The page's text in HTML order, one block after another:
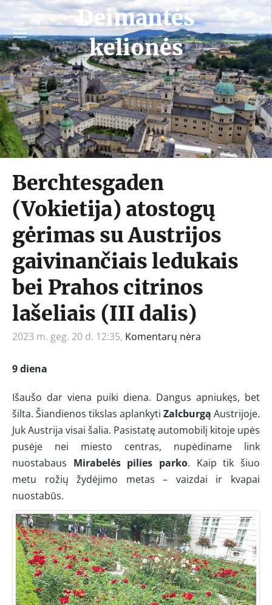
Deimantės
kelionės
Berchtesgaden
(Vokietija) atostogų
gėrimas su Austrijos
gaivinančiais ledukais
bei Prahos citrinos
lašeliais (III dalis)
2023 m. geg. 20 d. 12:35, Komentarų nėra
9 diena
Išaušo dar viena puiki diena. Dangus apniukęs, bet
šilta. Šiandienos tikslas aplankyti Zalcburgą Austrijoje.
Juk Austrija visai šalia. Pasistatę automobilį kitoje upės
pusėje nei miesto centras, nupėdiname link
nuostabaus Mirabelės pilies parko. Kaip tik šiuo
metu rožių žydėjimo metas – vaizdai ir kvapai
nuostabūs.